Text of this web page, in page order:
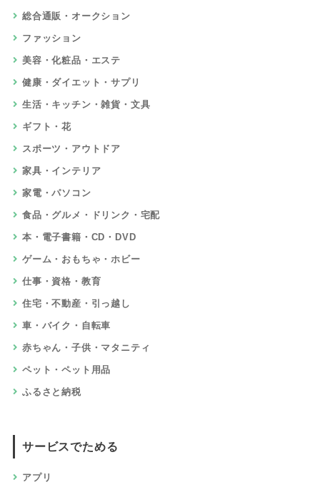
総合通販・オークション
ファッション
美容・化粧品・エステ
健康・ダイエット・サプリ
生活・キッチン・雑貨・文具
ギフト・花
スポーツ・アウトドア
家具・インテリア
家電・パソコン
食品・グルメ・ドリンク・宅配
本・電子書籍・CD・DVD
ゲーム・おもちゃ・ホビー
仕事・資格・教育
住宅・不動産・引っ越し
車・バイク・自転車
赤ちゃん・子供・マタニティ
ペット・ペット用品
ふるさと納税
サービスでためる
アプリ